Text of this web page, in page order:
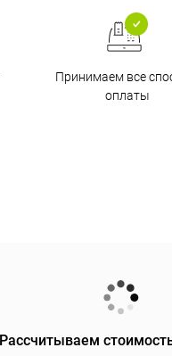
Принимаем все
оплаты
Рассчитываем